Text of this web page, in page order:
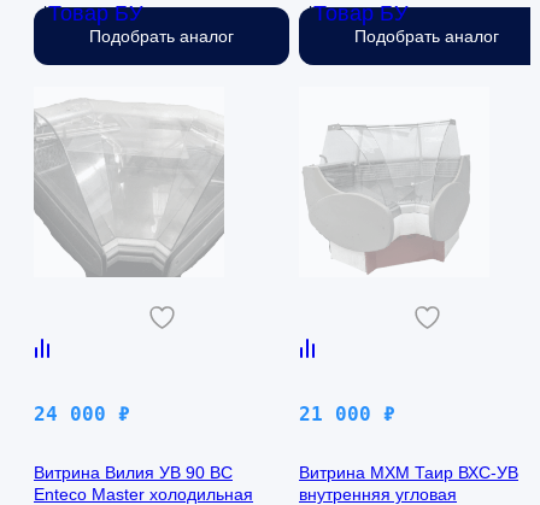
Товар БУ
Нет в наличии
Подобрать аналог
Товар БУ
Нет в наличии
Подобрать аналог
24 000 ₽
Витрина Вилия УВ 90 ВС
Enteco Master холодильная
21 000 ₽
Витрина МХМ Таир ВХС-УВ
внутренняя угловая